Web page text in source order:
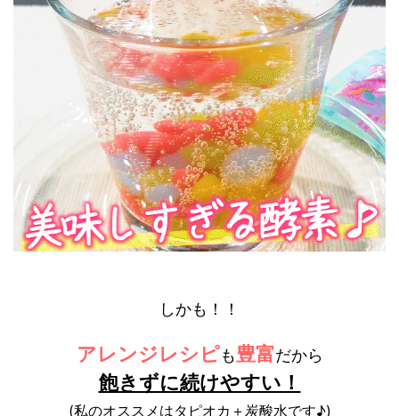
しかも！！
アレンジレシピも豊富だから
飽きずに続けやすい！
(私のオススメはタピオカ＋炭酸水です♪)